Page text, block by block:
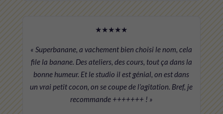
★★★★★
« Superbanane, a vachement bien choisi le nom, cela
file la banane. Des ateliers, des cours, tout ça dans la
bonne humeur. Et le studio il est génial, on est dans
un vrai petit cocon, on se coupe de l’agitation. Bref, je
recommande +++++++ ! »